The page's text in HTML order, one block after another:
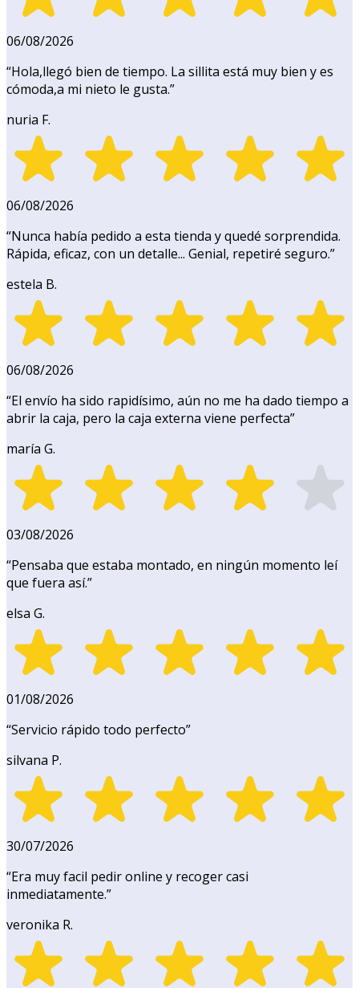
06/08/2026
“Hola,llegó bien de tiempo. La sillita está muy bien y es
cómoda,a mi nieto le gusta.”
nuria F.
06/08/2026
“Nunca había pedido a esta tienda y quedé sorprendida.
Rápida, eficaz, con un detalle... Genial, repetiré seguro.”
estela B.
06/08/2026
“El envío ha sido rapidísimo, aún no me ha dado tiempo a
abrir la caja, pero la caja externa viene perfecta”
maría G.
03/08/2026
“Pensaba que estaba montado, en ningún momento leí
que fuera así.”
elsa G.
01/08/2026
“Servicio rápido todo perfecto”
silvana P.
30/07/2026
“Era muy facil pedir online y recoger casi
inmediatamente.”
veronika R.